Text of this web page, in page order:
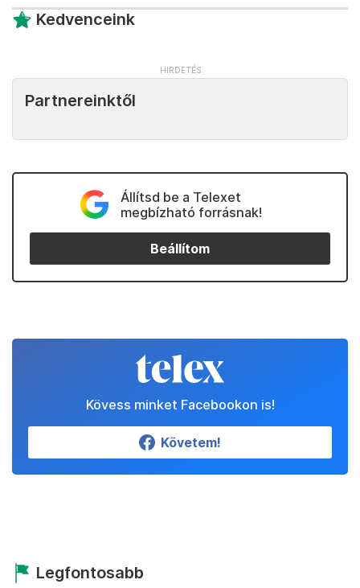
Kedvenceink
Partnereinktől
Állítsd be a Telexet
megbízható forrásnak!
Beállítom
Kövess minket Facebookon is!
Követem!
Legfontosabb